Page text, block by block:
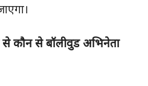
कौन से बॉलीवुड अभिनेता